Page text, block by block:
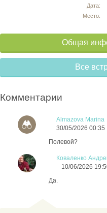
Дата:
Место:
Общая
Все
Комментарии
Almazova Marina
30/05/2026 00:35
Полевой?
Коваленко
10/06/2026
Да.